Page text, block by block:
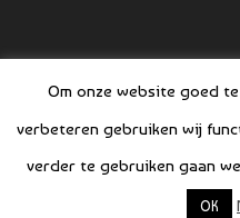
© COPYRIGHT SI GIDS 2021-
Om onze website goed
verbeteren gebruiken wij
verder te gebruiken gaan
OK